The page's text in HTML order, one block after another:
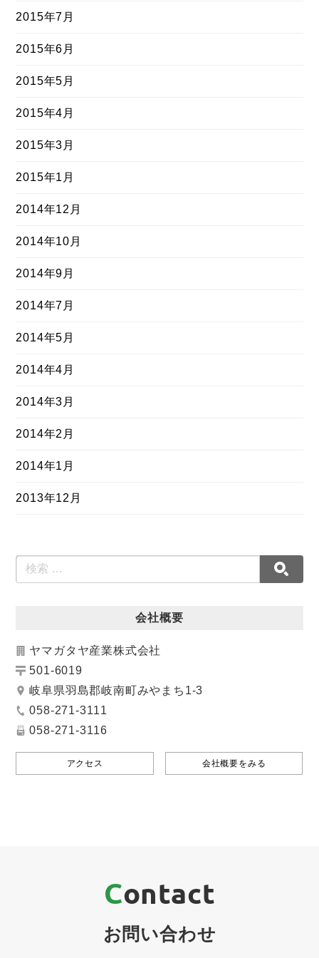
2015年7月
2015年6月
2015年5月
2015年4月
2015年3月
2015年1月
2014年12月
2014年10月
2014年9月
2014年7月
2014年5月
2014年4月
2014年3月
2014年2月
2014年1月
2013年12月
会社概要
ヤマガタヤ産業株式会社
501-6019
岐阜県羽島郡岐南町みやまち1-3
058-271-3111
058-271-3116
アクセス 会社概要をみる
Contact
お問い合わせ